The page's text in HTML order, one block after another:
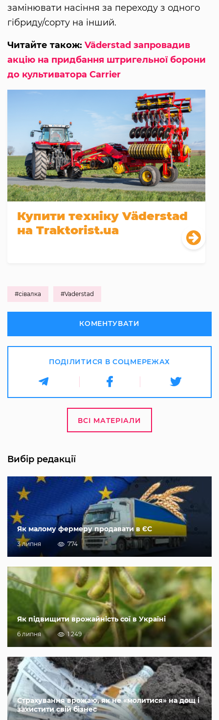
замінювати насіння за переходу з одного
гібриду/сорту на інший.
Читайте також: Väderstad запровадив
акцію на придбання штригельної борони
до культиватора Carrier
Купити техніку Väderstad
на Traktorist.ua
#сівалка #Vaderstad
КОМЕНТУВАТИ
ПОДІЛИТИСЯ В СОЦМЕРЕЖАХ
ВСІ МАТЕРІАЛИ
Вибір редакції
Як малому фермеру продавати в ЄС
3 липня 774
Як підвищити врожайність сої в Україні
6 липня 1 249
Страхування врожаю, як не «молитися» на дощ і
захистити свій бізнес